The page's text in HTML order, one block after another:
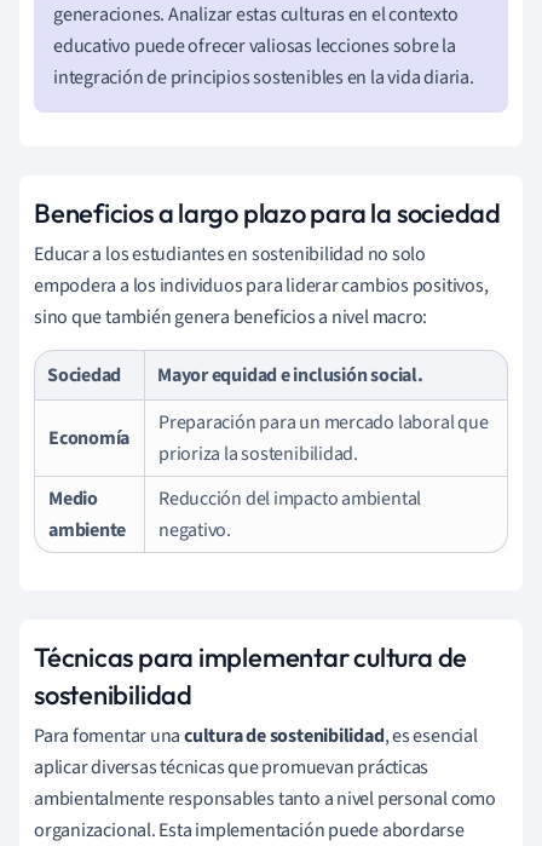
generaciones. Analizar estas culturas en el contexto
educativo puede ofrecer valiosas lecciones sobre la
integración de principios sostenibles en la vida diaria.
Beneficios a largo plazo para la sociedad
Educar a los estudiantes en sostenibilidad no solo
empodera a los individuos para liderar cambios positivos,
sino que también genera beneficios a nivel macro:
Sociedad Mayor equidad e inclusión social.
Economía
Preparación para un mercado laboral que
prioriza la sostenibilidad.
Medio
ambiente
Reducción del impacto ambiental
negativo.
Técnicas para implementar cultura de
sostenibilidad
Para fomentar unacultura de sostenibilidad, es esencial
aplicar diversas técnicas que promuevan prácticas
ambientalmente responsables tanto a nivel personal como
organizacional. Esta implementación puede abordarse